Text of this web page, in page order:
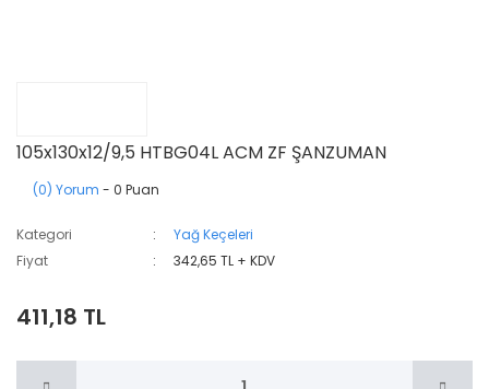
105x130x12/9,5 HTBG04L ACM ZF ŞANZUMAN
(0) Yorum - 0 Puan
Kategori
Yağ Keçeleri
Fiyat
342,65 TL + KDV
411,18 TL